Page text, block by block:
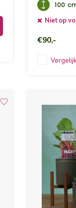
100
Niet op
€90,-